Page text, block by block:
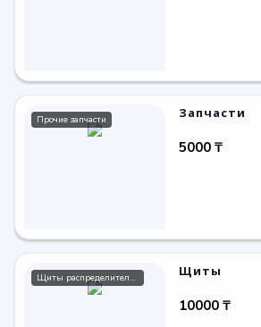
Прочие запчасти Запчасти
5000 ₸
Щиты распределительные Щиты
10000 ₸